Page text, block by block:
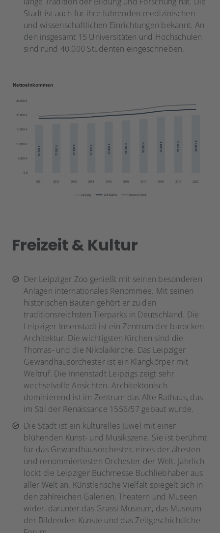
Stadt ist auch für ihre führenden medizinischen
und wissenschaftlichen Einrichtungen bekannt. An
den insgesamt 15 Universitäten und Hochschulen
sind rund 40.000 Studenten eingeschrieben.
Freizeit & Kultur
Der Leipziger Zoo genießt mit seinen besonderen
Anlagen internationales Renommee. Mit seinen
historischen Bauten gehört er zu den
traditionsreichsten Tierparks in Deutschland. Die
Leipziger Innenstadt ist ein Zentrum der barocken
Architektur. Die wichtigsten Kirchen sind die
Thomas- und die Nikolaikirche. Das Leipziger
Gewandhausorchester ist ein Klangkörper mit
Weltruf. Die Innenstadt Leipzigs zeigt sehr
wechselvolle Ansichten. Architektonisch
dominierend ist im Zentrum das Alte Rathaus, das
im Stil der Renaissance 1556/57 gebaut wurde.
Die Stadt ist ein kulturelles Juwel mit einer
blühenden Kunst- und Musikszene. Sie ist berühmt
für das Gewandhausorchester, eines der ältesten
und renommiertesten Orchester der Welt. Jährlich
lockt die Leipziger Buchmesse Buchliebhaber aus
aller Welt an. Künstlerische Vielfalt spiegelt sich in
den zahlreichen Galerien, Theatern und Museen
wider, darunter das Grassi Museum, das Museum
der Bildenden Künste und das Zeitgeschichtliche